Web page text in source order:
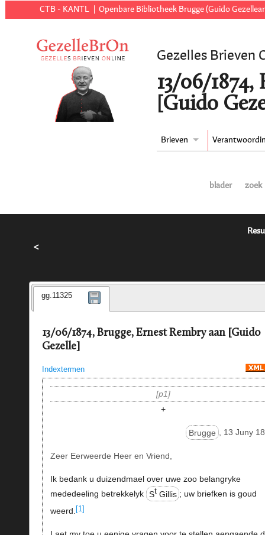
CTB - KANTL Openbare Bibliotheek Brugge (Guido
Gezelles Brieven
13/06/
[Guido
Brieven
blader zoek
<
gg.11325
13/06/1874, Brugge, Ernest Rembry aan [Guido
Gezelle]
Indextermen
p1
+
Brugge , 13 Juny
Zeer Eerweerde Heer en Vriend,
Ik bedank u duizendmael over uwe zoo belangryke
mededeeling betrekkelyk StGillis ; uw briefken is goud
weerd. [1]